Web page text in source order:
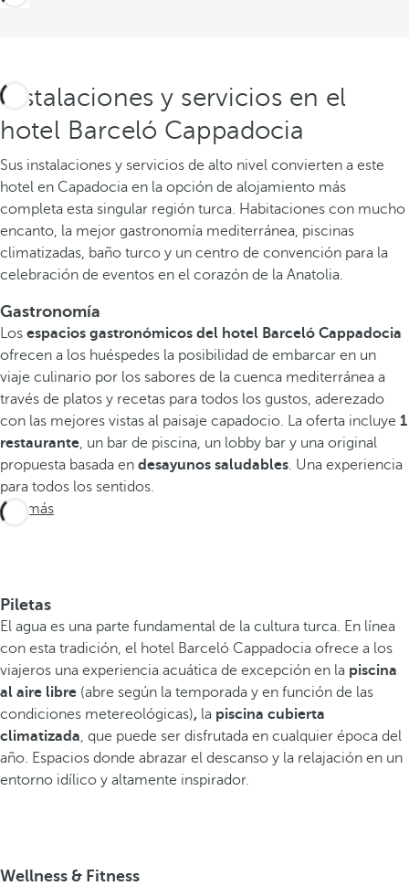
Instalaciones y servicios en el
hotel Barceló Cappadocia
Sus instalaciones y servicios de alto nivel convierten a este
hotel en Capadocia en la opción de alojamiento más
completa esta singular región turca. Habitaciones con mucho
encanto, la mejor gastronomía mediterránea, piscinas
climatizadas, baño turco y un centro de convención para la
celebración de eventos en el corazón de la Anatolia.
Gastronomía
Los espacios gastronómicos del hotel Barceló Cappadocia
ofrecen a los huéspedes la posibilidad de embarcar en un
viaje culinario por los sabores de la cuenca mediterránea a
través de platos y recetas para todos los gustos, aderezado
con las mejores vistas al paisaje capadocio. La oferta incluye 1
restaurante , un bar de piscina, un lobby bar y una original
propuesta basada en desayunos saludables . Una experiencia
para todos los sentidos.
Ver más
Piletas
El agua es una parte fundamental de la cultura turca. En línea
con esta tradición, el hotel Barceló Cappadocia ofrece a los
viajeros una experiencia acuática de excepción en la piscina
al aire libre (abre según la temporada y en función de las
condiciones metereológicas), la piscina cubierta
climatizada , que puede ser disfrutada en cualquier época del
año. Espacios donde abrazar el descanso y la relajación en un
entorno idílico y altamente inspirador.
Wellness & Fitness